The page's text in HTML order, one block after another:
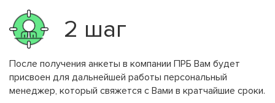
2 шаг
После получения анкеты в компании ПРБ Вам будет
присвоен для дальнейшей работы персональный
менеджер, который свяжется с Вами в кратчайшие сроки.